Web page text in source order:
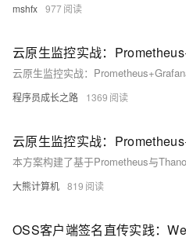
mshfx 977
云原生监控实战：
云原生监控实战：
程序员成长之路 1369
大熊计算机 819